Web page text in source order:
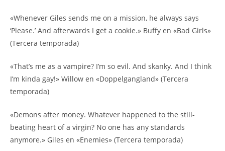
«Whenever Giles sends me on a mission, he always says
‘Please.’ And afterwards I get a cookie.» Buffy en «Bad Girls»
(Tercera temporada)
«That’s me as a vampire? I’m so evil. And skanky. And I think
I’m kinda gay!» Willow en «Doppelgangland» (Tercera
temporada)
«Demons after money. Whatever happened to the still-
beating heart of a virgin? No one has any standards
anymore.» Giles en «Enemies» (Tercera temporada)